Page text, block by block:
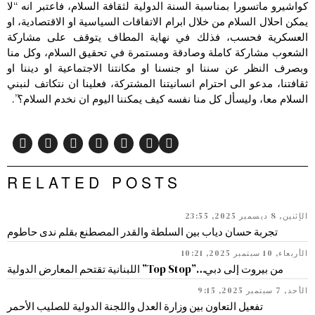
كواشيرو ماتسورا بمناسبة السنة الدولية لثقافة السلام، فاعتبر انه “لا
يمكن احلال السلام من خلال ابرام الاتفاقات السياسية او الاقتصادية، او
العسكرية فحسب، فذلك في نهاية المطاف يتوقف على مشاركة
الشعوب مشاركة كاملة وصادقة ومستمرة في تحقيق السلام، وكل منا
وبصرف النظر عن سننا او جنسنا او مكانتنا الاجتماعية او ديننا او
ثقافتنا، مدعو الى احترام انسانيتنا المشتركة، فعلينا ان نتكاتف لنبني
السلام معا، وليسأل كل منا نفسه كيف يمكننا اليوم ان نخدم السلام؟”.
RELATED POSTS
الإثنين, 8 ديسمبر 2025, 23:55
تجربة حسان دياب بين السلطة والقدر المصطنع بقلم ندى حاطوم
الأربعاء, 10 سبتمبر 2025, 10:21
من بيروت إلى دبي…”Top Stop” اللبنانية تقتحم المعارض الدولية
الأحد, 7 سبتمبر 2025, 9:15
تفعيل التعاون بين وزارة العدل واللجنة الدولية للصليب الأحمر